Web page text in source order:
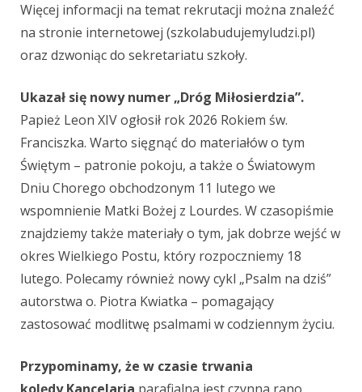
Więcej informacji na temat rekrutacji można znaleźć
na stronie internetowej (szkolabudujemyludzi.pl)
oraz dzwoniąc do sekretariatu szkoły.
Ukazał się nowy numer „Dróg Miłosierdzia”.
Papież Leon XIV ogłosił rok 2026 Rokiem św.
Franciszka. Warto sięgnąć do materiałów o tym
Świętym – patronie pokoju, a także o Światowym
Dniu Chorego obchodzonym 11 lutego we
wspomnienie Matki Bożej z Lourdes. W czasopiśmie
znajdziemy także materiały o tym, jak dobrze wejść w
okres Wielkiego Postu, który rozpoczniemy 18
lutego. Polecamy również nowy cykl „Psalm na dziś”
autorstwa o. Piotra Kwiatka – pomagający
zastosować modlitwę psalmami w codziennym życiu.
Przypominamy, że w czasie trwania